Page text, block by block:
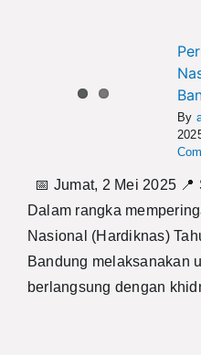
By
📅 Jumat, 2 Mei 2025
Dalam rangka
Nasional (Hardiknas)
Bandung melaksanakan
berlangsung dengan